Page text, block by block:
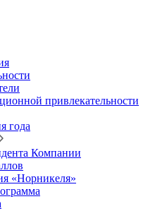
привлекательности
года
Компании
«Норникеля»